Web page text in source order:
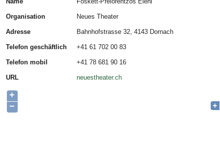
Organisation Neues Theater
Adresse Bahnhofstrasse 32, 4143 Dornach
Telefon geschäftlich +41 61 702 00 83
Telefon mobil +41 78 681 90 16
URL neuestheater.ch
+
−